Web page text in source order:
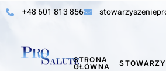
+48 601 813 856
STRONA
GŁÓWNA